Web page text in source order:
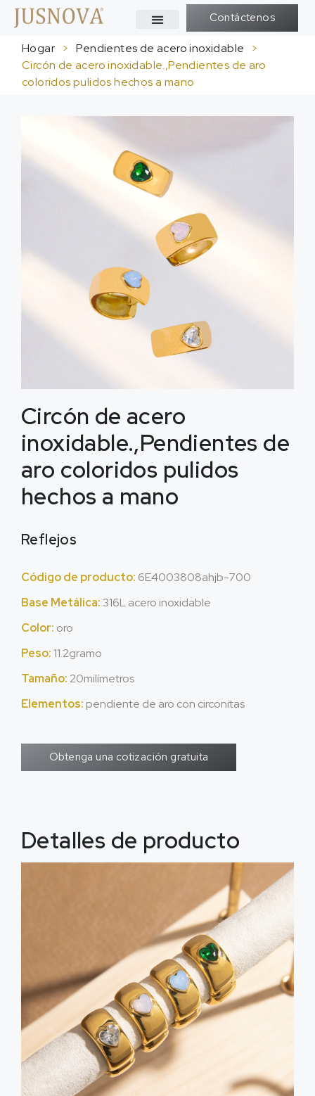
Contáctenos
Hogar > Pendientes de acero inoxidable
>
Circón de acero inoxidable.,Pendientes de aro
coloridos pulidos hechos a mano
Circón de acero
inoxidable.,Pendientes de
aro coloridos pulidos
hechos a mano
Reflejos
Código de producto: 6E4003808ahjb-700
Base Metálica: 316L acero inoxidable
Color: oro
Peso: 11.2gramo
Tamaño: 20milímetros
Elementos: pendiente de aro con circonitas
Obtenga una cotización gratuita
Detalles de producto